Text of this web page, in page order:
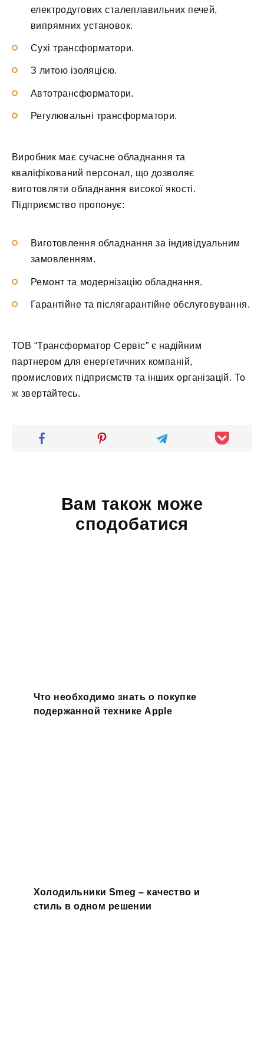
електродугових сталеплавильних печей,
випрямних установок.
Сухі трансформатори.
З литою ізоляцією.
Автотрансформатори.
Регулювальні трансформатори.
Виробник має сучасне обладнання та
кваліфікований персонал, що дозволяє
виготовляти обладнання високої якості.
Підприємство пропонує:
Виготовлення обладнання за індивідуальним
замовленням.
Ремонт та модернізацію обладнання.
Гарантійне та післягарантійне обслуговування.
ТОВ “Трансформатор Сервіс” є надійним
партнером для енергетичних компаній,
промислових підприємств та інших організацій. То
ж звертайтесь.
Вам також може
сподобатися
Что необходимо знать о покупке
подержанной технике Apple
Холодильники Smeg – качество и
стиль в одном решении